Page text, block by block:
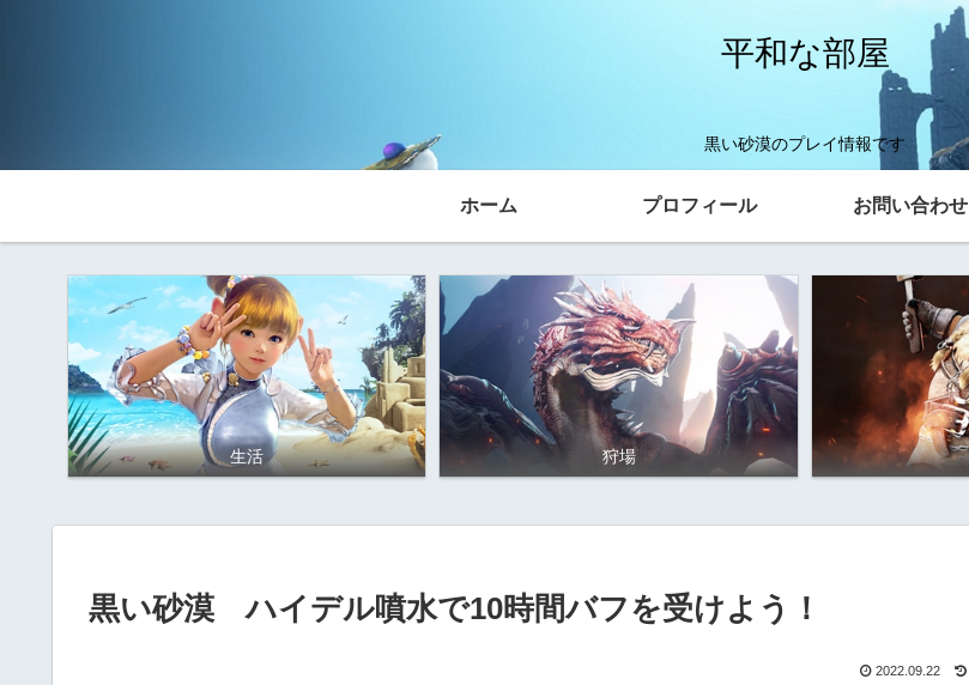
平和な部屋
黒い砂漠のプレイ情報です
ホーム プロフィール お問い合わせ
生活 狩場
黒い砂漠 ハイデル噴水で10時間バフを受けよう！
2022.09.22